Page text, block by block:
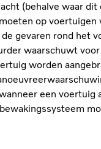
(behalve waar
op
gevaren rond het
waarschuwt
worden
een voertuig